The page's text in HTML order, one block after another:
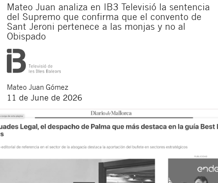
Mateo Juan analiza en IB3 Televisió la sentencia
del Supremo que confirma que el convento de
Sant Jeroni pertenece a las monjas y no al
Obispado
Mateo Juan Gómez
11 de June de 2026